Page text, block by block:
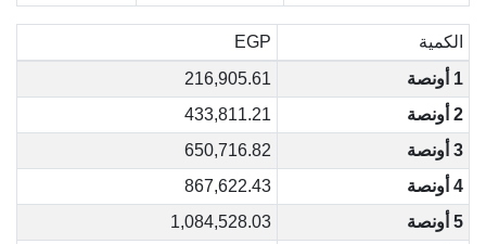
الكمية
EGP
1 أونصة
216,905.61
2 أونصة
433,811.21
3 أونصة
650,716.82
4 أونصة
867,622.43
5 أونصة
1,084,528.03